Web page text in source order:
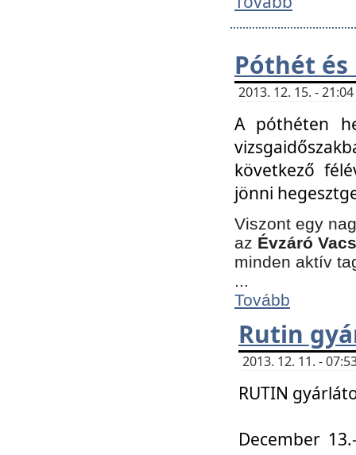
Póthét és
2013. 12. 15. -
A póthéten
következő
jönni
Viszont egy
az Évzáró
minden aktív
...
Tovább
Rutin
2013. 12. 11. -
RUTIN
December